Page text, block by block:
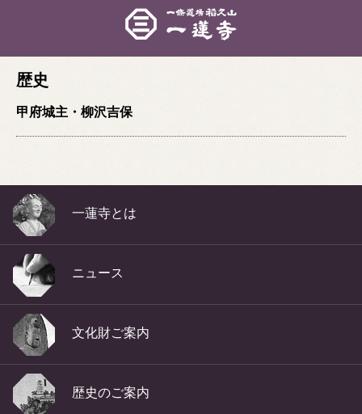
歴史
甲府城主・柳沢吉保
一蓮寺とは
ニュース
文化財ご案内
歴史のご案内